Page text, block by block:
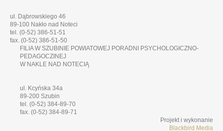
ul. Dąbrowskiego 46
89-100 Nakło nad Noteci
tel. (0-52) 386-51-51
fax. (0-52) 386-51-50
FILIA W SZUBINIE POWIATOWEJ PORADNI PSYCHOLOGICZNO-
PEDAGOCZINEJ
W NAKLE NAD NOTECIĄ
ul. Kcyńska 34a
89-200 Szubin
tel. (0-52) 384-89-70
fax. (0-52) 384-89-71
Projekt i wykonanie
Blackbird Media